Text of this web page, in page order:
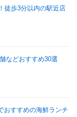
徒歩3分以内の駅近店
などおすすめ30選
おすすめの海鮮ランチ